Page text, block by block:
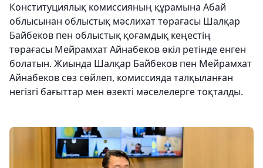
Конституциялық комиссияның құрамына Абай
облысынан облыстық мәслихат төрағасы Шалқар
Байбеков пен облыстық қоғамдық кеңестің
төрағасы Мейрамхат Айнабеков өкіл ретінде енген
болатын. Жиында Шалқар Байбеков пен Мейрамхат
Айнабеков сөз сөйлеп, комиссияда талқыланған
негізгі бағыттар мен өзекті мәселелерге тоқталды.